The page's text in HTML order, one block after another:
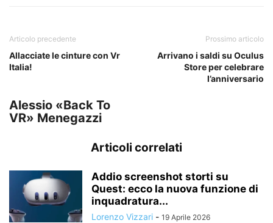
Articolo precedente
Allacciate le cinture con Vr
Italia!
Prossimo articolo
Arrivano i saldi su Oculus
Store per celebrare
l’anniversario
Alessio «Back To
VR» Menegazzi
Articoli correlati
Addio screenshot storti su
Quest: ecco la nuova funzione di
inquadratura...
Lorenzo Vizzari - 19 Aprile 2026